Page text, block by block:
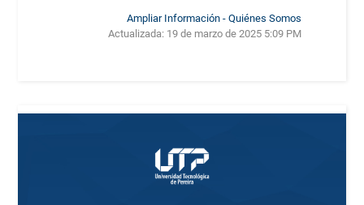
Ampliar Información - Quiénes Somos
Actualizada: 19 de marzo de 2025 5:09 PM